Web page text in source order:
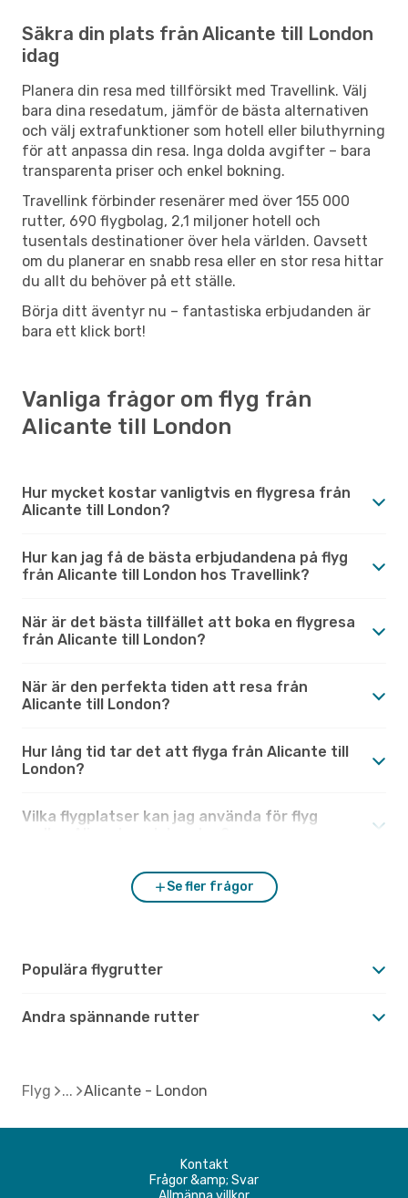
Säkra din plats från Alicante till London
idag
Planera din resa med tillförsikt med Travellink. Välj
bara dina resedatum, jämför de bästa alternativen
och välj extrafunktioner som hotell eller biluthyrning
för att anpassa din resa. Inga dolda avgifter – bara
transparenta priser och enkel bokning.
Travellink förbinder resenärer med över 155 000
rutter, 690 flygbolag, 2,1 miljoner hotell och
tusentals destinationer över hela världen. Oavsett
om du planerar en snabb resa eller en stor resa hittar
du allt du behöver på ett ställe.
Börja ditt äventyr nu – fantastiska erbjudanden är
bara ett klick bort!
Vanliga frågor om flyg från
Alicante till London
Hur mycket kostar vanligtvis en flygresa från
Alicante till London?
Hur kan jag få de bästa erbjudandena på flyg
från Alicante till London hos Travellink?
När är det bästa tillfället att boka en flygresa
från Alicante till London?
När är den perfekta tiden att resa från
Alicante till London?
Hur lång tid tar det att flyga från Alicante till
London?
Vilka flygplatser kan jag använda för flyg
Se fler frågor
Populära flygrutter
Andra spännande rutter
Flyg Alicante - London
Kontakt
Frågor &amp; Svar